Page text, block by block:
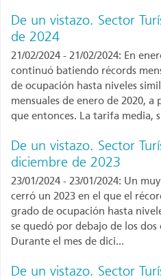
De un vistazo. Sector
de 2024
21/02/2024 - 21/02/2024: En
continuó batiendo récords
de ocupación hasta niveles
mensuales de enero de 2020,
que entonces. La tarifa media,
De un vistazo. Sector
diciembre de 2023
23/01/2024 - 23/01/2024: Un
cerró un 2023 en el que el
grado de ocupación hasta
se quedó por debajo de los
Durante el mes de dici...
De un vistazo. Sector